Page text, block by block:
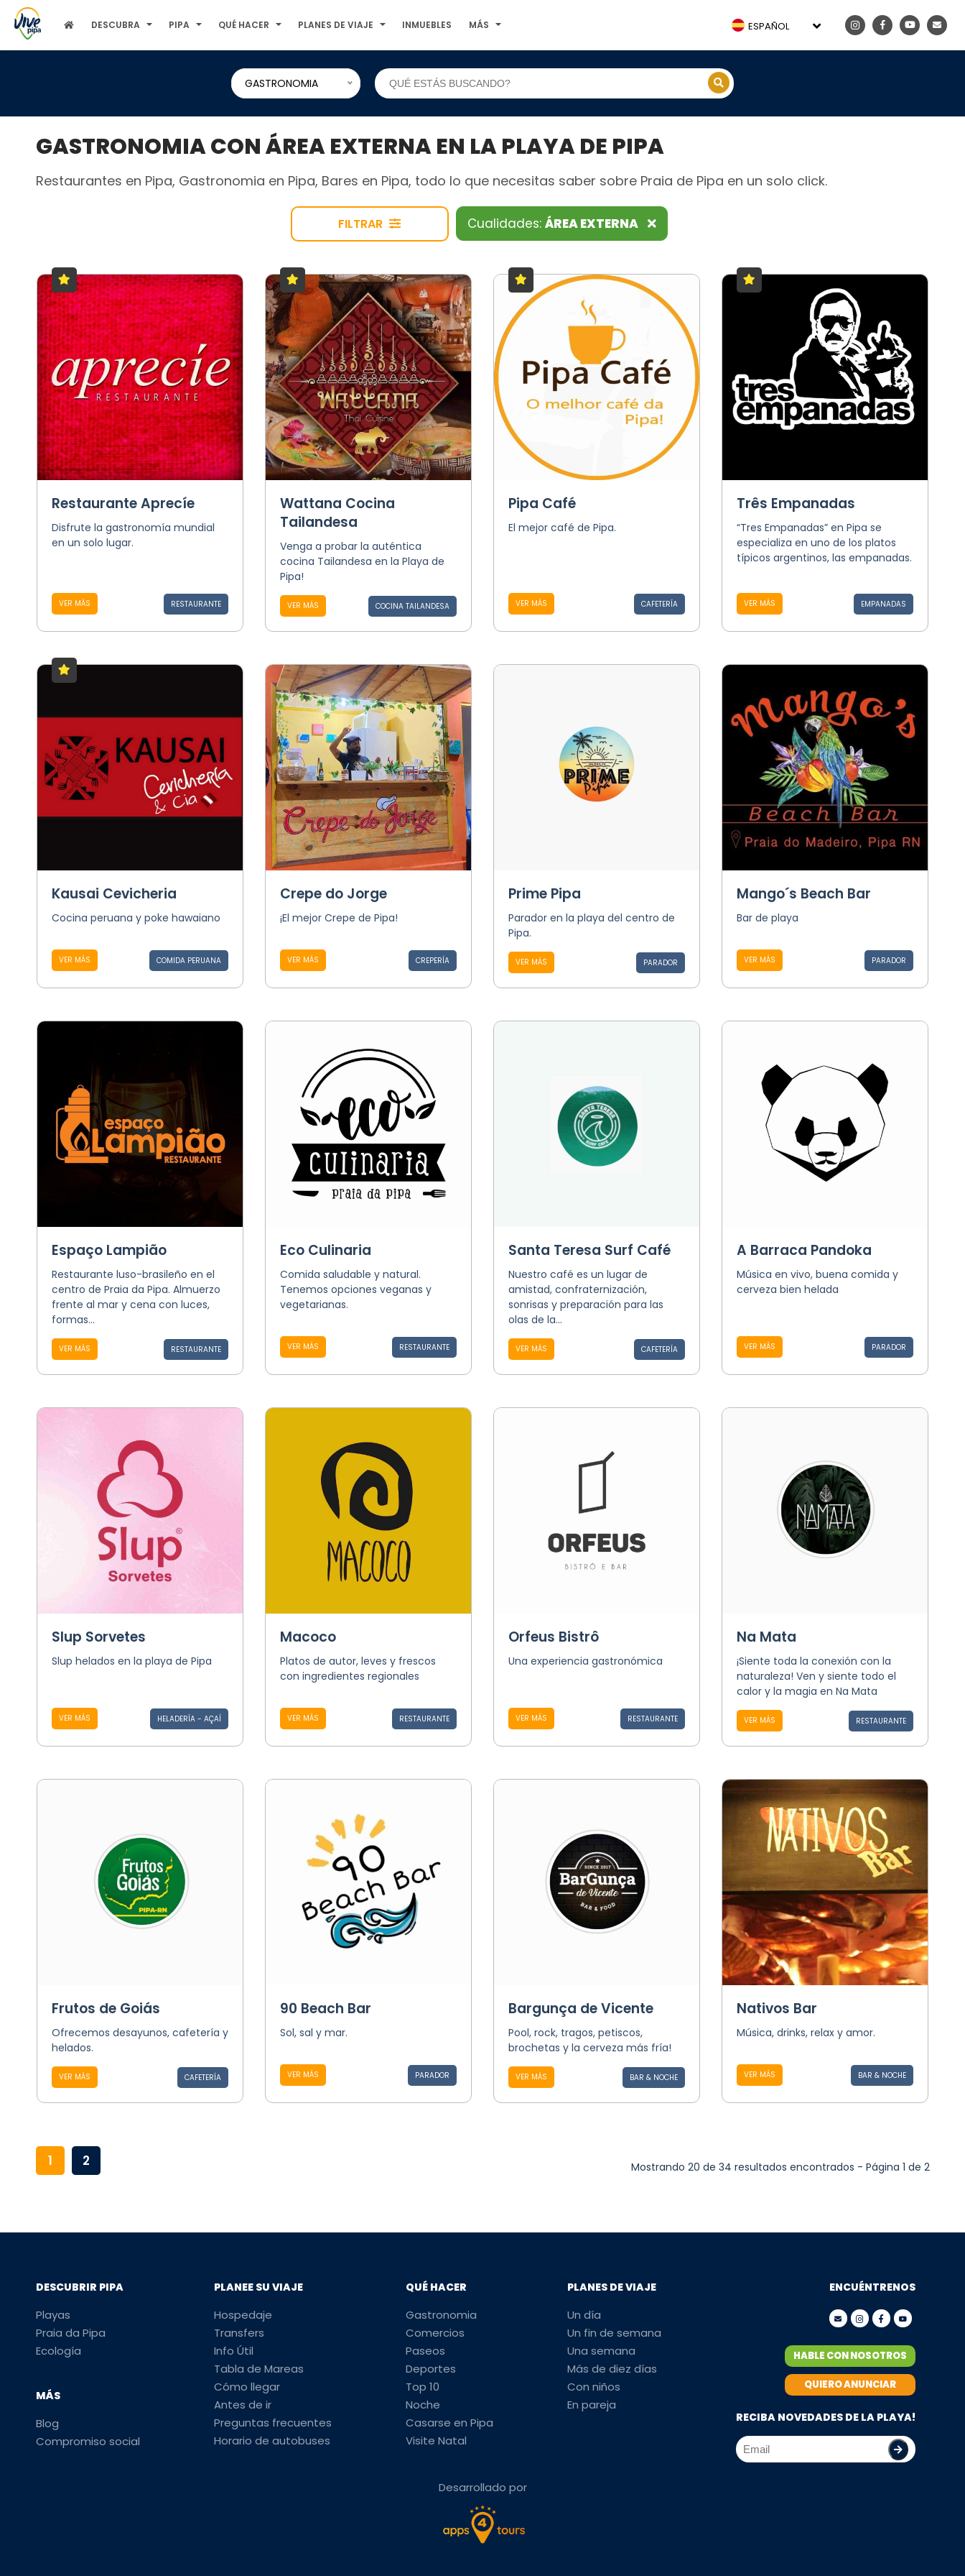
DESCUBRA PIPA QUÉ HACER PLANES DE VIAJE INMUEBLES MÁS ESPAÑOL
GASTRONOMIA
GASTRONOMIA CON ÁREA EXTERNA EN LA PLAYA DE PIPA
Restaurantes en Pipa, Gastronomia en Pipa, Bares en Pipa, todo lo que necesitas saber sobre Praia de Pipa en un solo click.
FILTRAR Cualidades: ÁREA EXTERNA
Restaurante Aprecíe
Disfrute la gastronomía mundial
en un solo lugar.
VER MÁS RESTAURANTE
Wattana Cocina
Tailandesa
Venga a probar la auténtica
cocina Tailandesa en la Playa de
Pipa!
VER MÁS COCINA TAILANDESA
Pipa Café
El mejor café de Pipa.
VER MÁS CAFETERÍA
Três Empanadas
“Tres Empanadas” en Pipa se
especializa en uno de los platos
típicos argentinos, las empanadas.
VER MÁS EMPANADAS
Kausai Cevicheria
Cocina peruana y poke hawaiano
VER MÁS COMIDA PERUANA
Crepe do Jorge
¡El mejor Crepe de Pipa!
VER MÁS CREPERÍA
Prime Pipa
Parador en la playa del centro de
Pipa.
VER MÁS PARADOR
Mango´s Beach Bar
Bar de playa
VER MÁS PARADOR
Espaço Lampião
Restaurante luso-brasileño en el
centro de Praia da Pipa. Almuerzo
frente al mar y cena con luces,
formas...
VER MÁS RESTAURANTE
Eco Culinaria
Comida saludable y natural.
Tenemos opciones veganas y
vegetarianas.
VER MÁS RESTAURANTE
Santa Teresa Surf Café
Nuestro café es un lugar de
amistad, confraternización,
sonrisas y preparación para las
olas de la...
VER MÁS CAFETERÍA
A Barraca Pandoka
Música en vivo, buena comida y
cerveza bien helada
VER MÁS PARADOR
Slup Sorvetes
Slup helados en la playa de Pipa
VER MÁS HELADERÍA - AÇAÍ
Macoco
Platos de autor, leves y frescos
con ingredientes regionales
VER MÁS RESTAURANTE
Orfeus Bistrô
Una experiencia gastronómica
VER MÁS RESTAURANTE
Na Mata
¡Siente toda la conexión con la
naturaleza! Ven y siente todo el
calor y la magia en Na Mata
VER MÁS RESTAURANTE
Frutos de Goiás
Ofrecemos desayunos, cafetería y
helados.
VER MÁS CAFETERÍA
90 Beach Bar
Sol, sal y mar.
VER MÁS PARADOR
Bargunça de Vicente
Pool, rock, tragos, petiscos,
brochetas y la cerveza más fría!
VER MÁS BAR & NOCHE
Nativos Bar
Música, drinks, relax y amor.
VER MÁS BAR & NOCHE
1 2 Mostrando 20 de 34 resultados encontrados - Página 1 de 2
DESCUBRIR PIPA
Playas
Praia da Pipa
Ecología
MÁS
Blog
Compromiso social
PLANEE SU VIAJE
Hospedaje
Transfers
Info Útil
Tabla de Mareas
Cómo llegar
Antes de ir
Preguntas frecuentes
Horario de autobuses
QUÉ HACER
Gastronomia
Comercios
Paseos
Deportes
Top 10
Noche
Casarse en Pipa
Visite Natal
PLANES DE VIAJE
Un día
Un fin de semana
Una semana
Más de diez días
Con niños
En pareja
ENCUÉNTRENOS
HABLE CON NOSOTROS
QUIERO ANUNCIAR
RECIBA NOVEDADES DE LA PLAYA!
Desarrollado por